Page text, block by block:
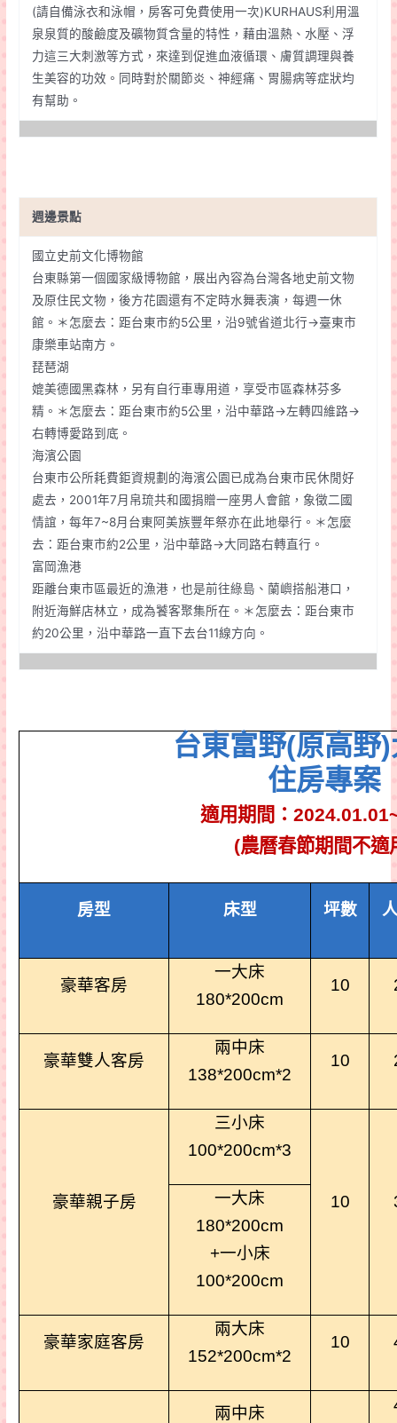
(請自備泳衣和泳帽，房客可免費使用一次)KURHAUS利用溫
泉泉質的酸鹼度及礦物質含量的特性，藉由溫熱、水壓、浮
力這三大刺激等方式，來達到促進血液循環、膚質調理與養
生美容的功效。同時對於關節炎、神經痛、胃腸病等症狀均
有幫助。
週邊景點
國立史前文化博物館
台東縣第一個國家級博物館，展出內容為台灣各地史前文物
及原住民文物，後方花園還有不定時水舞表演，每週一休
館。＊怎麼去：距台東市約5公里，沿9號省道北行→臺東市
康樂車站南方。
琵琶湖
媲美德國黑森林，另有自行車專用道，享受市區森林芬多
精。＊怎麼去：距台東市約5公里，沿中華路→左轉四維路→
右轉博愛路到底。
海濱公園
台東市公所耗費鉅資規劃的海濱公園已成為台東市民休閒好
處去，2001年7月帛琉共和國捐贈一座男人會館，象徵二國
情誼，每年7~8月台東阿美族豐年祭亦在此地舉行。＊怎麼
去：距台東市約2公里，沿中華路→大同路右轉直行。
富岡漁港
距離台東市區最近的漁港，也是前往綠島、蘭嶼搭船港口，
附近海鮮店林立，成為饕客聚集所在。＊怎麼去：距台東市
約20公里，沿中華路一直下去台11線方向。
台東富野(原高野)
住房專案
適用期間：
(農曆春節期間不適
房型 床型 坪數
豪華客房
一大床
180*200cm
10
豪華雙人客房
兩中床
138*200cm*2
10
豪華親子房
三小床
100*200cm*3
10
一大床
180*200cm
+一小床
100*200cm
豪華家庭客房
兩大床
152*200cm*2
10
兩中床